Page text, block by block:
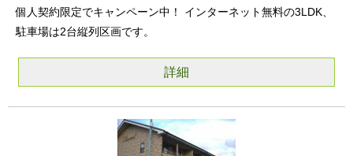
個人契約限定でキャンペーン中！ インターネット無料の3LDK、
駐車場は2台縦列区画です。
詳細